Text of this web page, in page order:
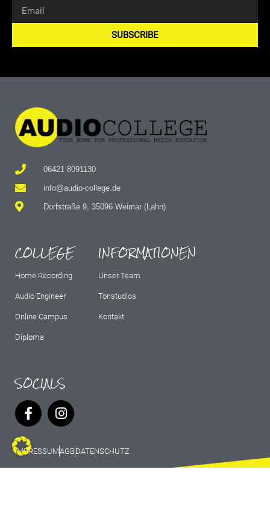
SUBSCRIBE
06421 8091130
info@audio-college.de
Dorfstraße 9, 35096 Weimar (Lahn)
COLLEGE
Home Recording
Audio Engineer
Online Campus
Diploma
INFORMATIONEN
Unser Team
Tonstudios
Kontakt
SOCIALS
IMPRESSUMAGBDATENSCHUTZ